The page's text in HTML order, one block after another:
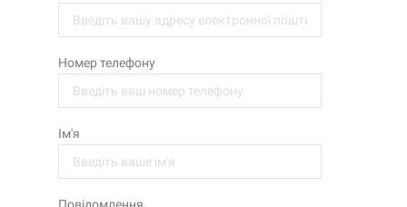
Номер телефону
Ім'я
Повідомлення